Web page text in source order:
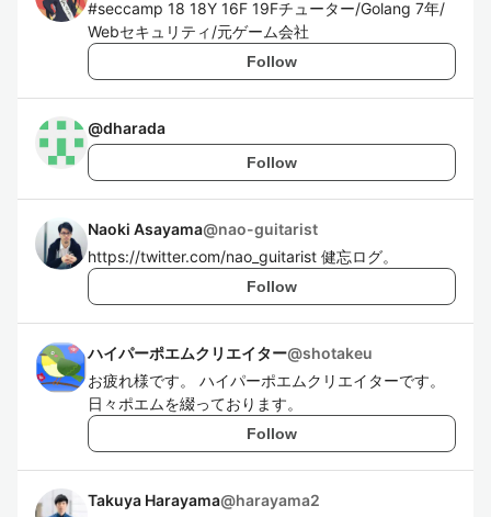
#seccamp 18 18Y 16F 19Fチューター/Golang 7年/
Webセキュリティ/元ゲーム会社
Follow
@dharada
Follow
Naoki Asayama@nao-guitarist
https://twitter.com/nao_guitarist 健忘ログ。
Follow
ハイパーポエムクリエイター@shotakeu
お疲れ様です。 ハイパーポエムクリエイターです。
日々ポエムを綴っております。
Follow
Takuya Harayama@harayama2